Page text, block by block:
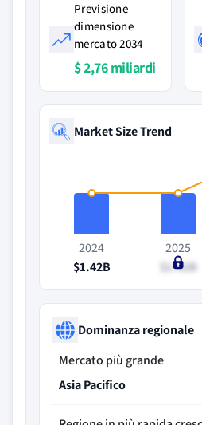
Previsione
dimensione
mercato 2034
$ 2,76 miliardi
Market Size Trend
2024
$1.42B
2025
$1.42B
Dominanza regionale
Mercato più grande
Asia Pacifico